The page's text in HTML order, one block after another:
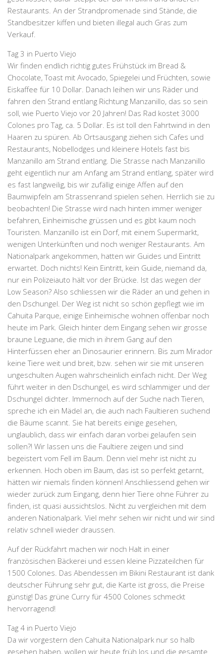
Restaurants. An der Strandpromenade sind Stände, die
Standbesitzer kiffen und bieten illegal auch Gras zum
Verkauf.
Tag 3 in Puerto Viejo
Wir finden endlich richtig gutes Frühstück im Bread &
Chocolate, Toast mit Avocado, Spiegelei und Früchten, sowie
Eiskaffee für 10 Dollar. Danach leihen wir uns Räder und
fahren den Strand entlang Richtung Manzanillo, das so sein
soll, wie Puerto Viejo vor 20 Jahren! Das Rad kostet 3000
Colones pro Tag, ca. 5 Dollar. Es ist toll den Fahrtwind in den
Haaren zu spüren. Ab Ortsausgang ziehen sich Cafes und
Restaurants, Nobellodges und kleinere Hotels fast bis
Manzanillo am Strand entlang. Die Strasse nach Manzanillo
geht eigentlich nur am Anfang am Strand entlang, später wird
es fast langweilig, bis wir zufällig einige Affen auf den
Baumwipfeln am Strassenrand spielen sehen. Herrlich sie zu
beobachten! Die Strasse wird nach hinten immer weniger
befahren, Einheimische grüssen und es gibt kaum noch
Touristen. Manzanillo ist ein Dorf, mit einem Supermarkt,
wenigen Unterkünften und noch weniger Restaurants. Am
Nationalpark angekommen, hatten wir Guides und Eintritt
erwartet. Doch nichts! Kein Eintritt, kein Guide, niemand da,
nur ein Polizeiauto hält vor der Brücke. Ist das wegen der
Low Season? Also schliessen wir die Räder an und gehen in
den Dschungel. Der Weg ist nicht so schön gepflegt wie im
Cahuita Parque, einige Einheimische wohnen offenbar noch
heute im Park. Gleich hinter dem Eingang sehen wir grosse
braune Leguane, die mich in ihrem Gang auf den
Hinterfüssen eher an Dinosaurier erinnern. Bis zum Mirador
keine Tiere weit und breit, bzw. sehen wir sie mit unseren
ungeschulten Augen wahrscheinlich einfach nicht. Der Weg
führt weiter in den Dschungel, es wird schlammiger und der
Dschungel dichter. Immernoch auf der Suche nach Tieren,
spreche ich ein Mädel an, die auch nach Faultieren suchend
die Bäume scannt. Sie hat bereits einige gesehen,
unglaublich, dass wir einfach daran vorbei gelaufen sein
sollen?! Wir lassen uns die Faultiere zeigen und sind
begeistert vom Fell im Baum. Denn viel mehr ist nicht zu
erkennen. Hoch oben im Baum, das ist so perfekt getarnt,
hätten wir niemals finden können! Anschliessend gehen wir
wieder zurück zum Eingang, denn hier Tiere ohne Führer zu
finden, ist quasi aussichtslos. Nicht zu vergleichen mit dem
anderen Nationalpark. Viel mehr sehen wir nicht und wir sind
relativ schnell wieder draussen.
Auf der Rückfahrt machen wir noch Halt in einer
französischen Bäckerei und essen kleine Pizzateilchen für
1500 Colones. Das Abendessen im Bikini Restaurant ist dank
deutscher Führung sehr gut, die Karte ist gross, die Preise
günstig! Das grüne Curry für 4500 Colones schmeckt
hervorragend!
Tag 4 in Puerto Viejo
Da wir vorgestern den Cahuita Nationalpark nur so halb
gesehen haben, wollen wir heute früh los und die gesamte